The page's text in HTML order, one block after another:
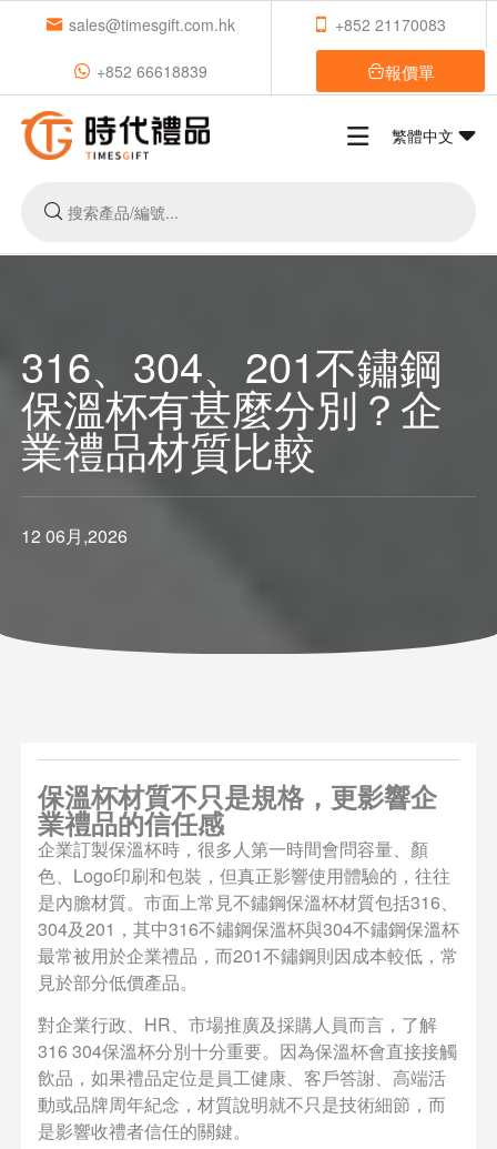
sales@timesgift.com.hk +852 21170083
+852 66618839 報價單
繁體中文
316、304、201不鏽鋼
保溫杯有甚麼分別？企
業禮品材質比較
12 06月,2026
保溫杯材質不只是規格，更影響企
業禮品的信任感
企業訂製保溫杯時，很多人第一時間會問容量、顏
色、Logo印刷和包裝，但真正影響使用體驗的，往往
是內膽材質。市面上常見不鏽鋼保溫杯材質包括316、
304及201，其中316不鏽鋼保溫杯與304不鏽鋼保溫杯
最常被用於企業禮品，而201不鏽鋼則因成本較低，常
見於部分低價產品。
對企業行政、HR、市場推廣及採購人員而言，了解
316 304保溫杯分別十分重要。因為保溫杯會直接接觸
飲品，如果禮品定位是員工健康、客戶答謝、高端活
動或品牌周年紀念，材質說明就不只是技術細節，而
是影響收禮者信任的關鍵。